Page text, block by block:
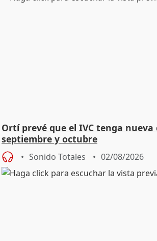
Ortí prevé que el IVC tenga
septiembre y octubre
Sonido Totales 02/08/2026